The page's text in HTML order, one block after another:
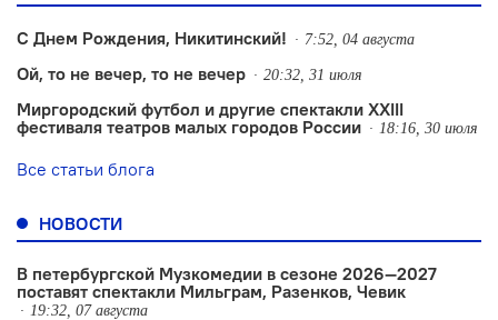
С Днем Рождения, Никитинский! 7:52, 04 августа
Ой, то не вечер, то не вечер 20:32, 31 июля
Миргородский футбол и другие спектакли XXIII
фестиваля театров малых городов России
18:16, 30 июля
Все статьи блога
НОВОСТИ
В петербургской Музкомедии в сезоне 2026—2027
поставят спектакли Мильграм, Разенков, Чевик
19:32, 07 августа